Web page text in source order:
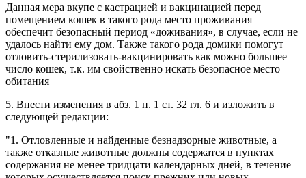
Данная мера вкупе с кастрацией и вакцинацией перед
помещением кошек в такого рода место проживания
обеспечит безопасный период «доживания», в случае, если не
удалось найти ему дом. Также такого рода домики помогут
отловить-стерилизовать-вакцинировать как можно большее
число кошек, т.к. им свойственно искать безопасное место
обитания
5. Внести изменения в абз. 1 п. 1 ст. 32 гл. 6 и изложить в
следующей редакции:
"1. Отловленные и найденные безнадзорные животные, а
также отказные животные должны содержатся в пунктах
содержания не менее тридцати календарных дней, в течение